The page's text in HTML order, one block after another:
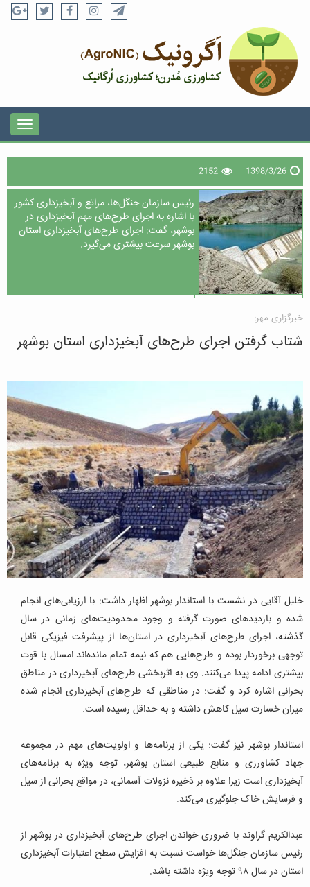
1398/3/26
2152
رئیس سازمان جنگل‌ها، مراتع و آبخیزداری کشور
با اشاره به اجرای طرح‌های مهم آبخیزداری در
بوشهر، گفت: اجرای طرح‌های آبخیزداری استان
بوشهر سرعت بیشتری می‌گیرد.
خبرگزاری مهر:
شتاب گرفتن اجرای طرح‌های آبخیزداری استان بوشهر
خلیل آقایی در نشست با استاندار بوشهر اظهار داشت: با ارزیابی‌های انجام
شده و بازدیدهای صورت گرفته و وجود محدودیت‌های زمانی در سال
گذشته، اجرای طرح‌های آبخیزداری در استان‌ها از پیشرفت فیزیکی قابل
توجهی برخوردار بوده و طرح‌هایی هم که نیمه تمام مانده‌اند امسال با قوت
بیشتری ادامه پیدا می‌کنند. وی به اثربخشی طرح‌های آبخیزداری در مناطق
بحرانی اشاره کرد و گفت: در مناطقی که طرح‌های آبخیزداری انجام شده
میزان خسارت سیل کاهش داشته و به حداقل رسیده است.
استاندار بوشهر نیز گفت: یکی از برنامه‌ها و اولویت‌های مهم در مجموعه
جهاد کشاورزی و منابع طبیعی استان بوشهر، توجه ویژه به برنامه‌های
آبخیزداری است زیرا علاوه بر ذخیره نزولات آسمانی، در مواقع بحرانی از سیل
و فرسایش خاک جلوگیری می‌کند.
عبدالکریم گراوند با ضروری خواندن اجرای طرح‌های آبخیزداری در بوشهر از
رئیس سازمان جنگل‌ها خواست نسبت به افزایش سطح اعتبارات آبخیزداری
استان در سال ۹۸ توجه ویژه داشته باشد.